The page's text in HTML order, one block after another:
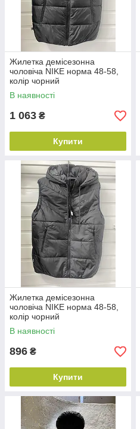
Жилетка демісезонна
чоловіча NIKE норма 48-58,
колір чорний
В наявності
1 063 ₴
Купити
Жилетка демісезонна
чоловіча NIKE норма 48-58,
колір чорний
В наявності
896 ₴
Купити